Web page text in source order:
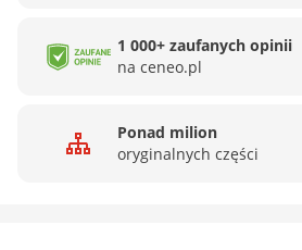
1 000+ zaufanych opinii
na ceneo.pl
Ponad milion
oryginalnych części